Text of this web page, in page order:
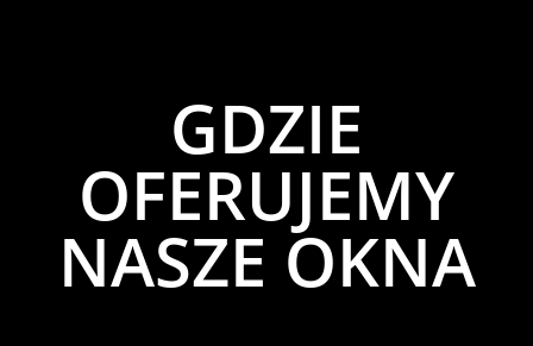
GDZIE
OFERUJEMY
NASZE OKNA